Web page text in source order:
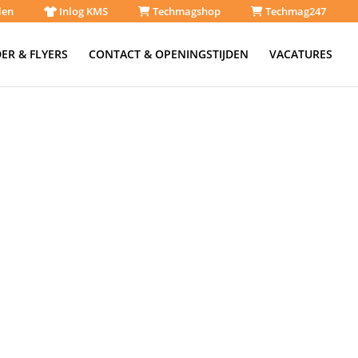
Inlog KMS Techmagshop Techmag247
& FLYERS CONTACT & OPENINGSTIJDEN VACATURES